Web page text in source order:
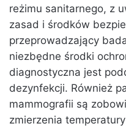
reżimu sanitarnego, z
zasad i środków
przeprowadzający
niezbędne środki
diagnostyczna jest
dezynfekcji. Również
mammografii są
zmierzenia